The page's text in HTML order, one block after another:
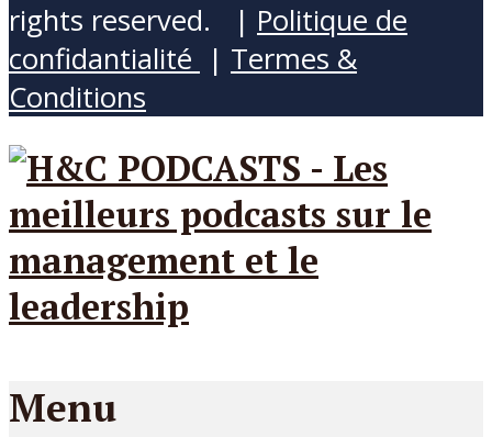
rights reserved. | Politique de
confidantialité | Termes &
Conditions
Menu